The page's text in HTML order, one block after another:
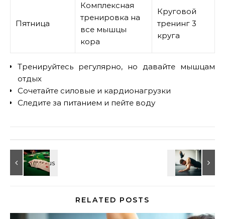
Пятница
Комплексная
тренировка на
все мышцы
кора
Круговой
тренинг 3
круга
Тренируйтесь регулярно, но давайте мышцам
отдых
Сочетайте силовые и кардионагрузки
Следите за питанием и пейте воду
RELATED POSTS